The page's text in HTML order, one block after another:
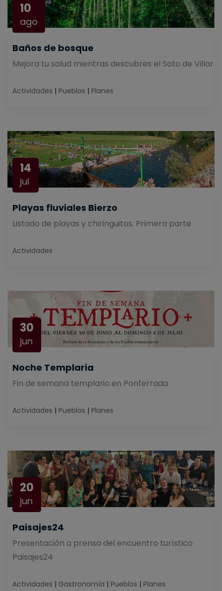
10
ago
Baños de bosque
Mejora tu salud mientras descubres el Soto de Villar
Actividades | Pueblos | Planes
14
jul
Playas fluviales Bierzo
Listado de playas y chiringuitos. Primera parte
Actividades
30
jun
Noche Templaria
Fin de semana templario en Ponferrada
Actividades | Pueblos | Planes
20
jun
Paisajes24
Presentación a prensa del encuentro turístico
Paisajes24
Actividades | Gastronomía | Pueblos | Planes